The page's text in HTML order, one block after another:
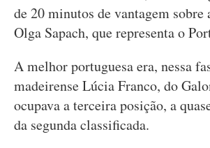
de 20 minutos de vantagem sobre
Olga Sapach, que representa o
A melhor portuguesa era, nessa
madeirense Lúcia Franco, do
ocupava a terceira posição, a
da segunda classificada.